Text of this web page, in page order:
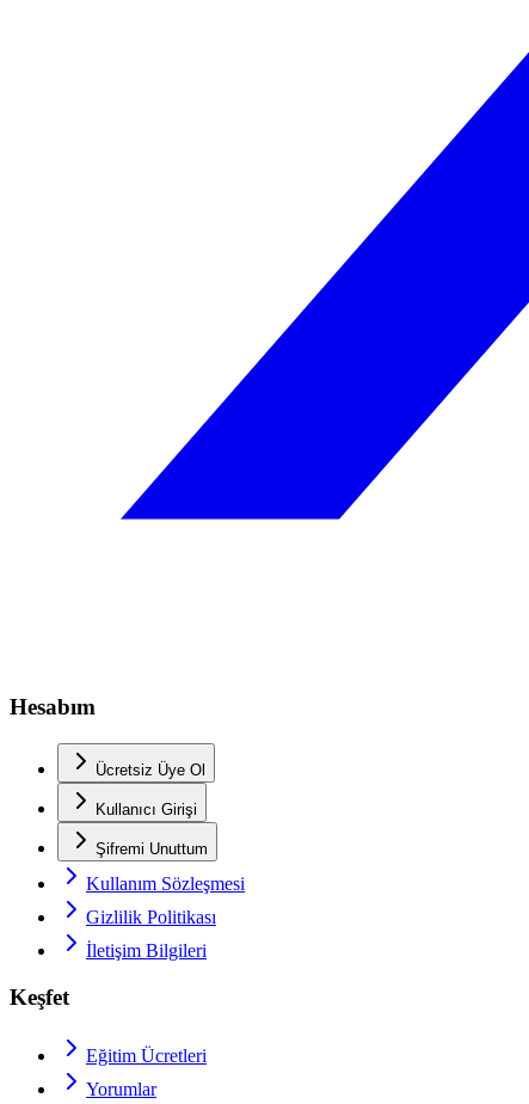
Hesabım
Ücretsiz Üye Ol
Kullanıcı Girişi
Şifremi Unuttum
Kullanım Sözleşmesi
Gizlilik Politikası
İletişim Bilgileri
Keşfet
Eğitim Ücretleri
Yorumlar